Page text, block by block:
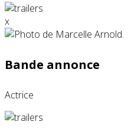
x
Bande annonce
Actrice